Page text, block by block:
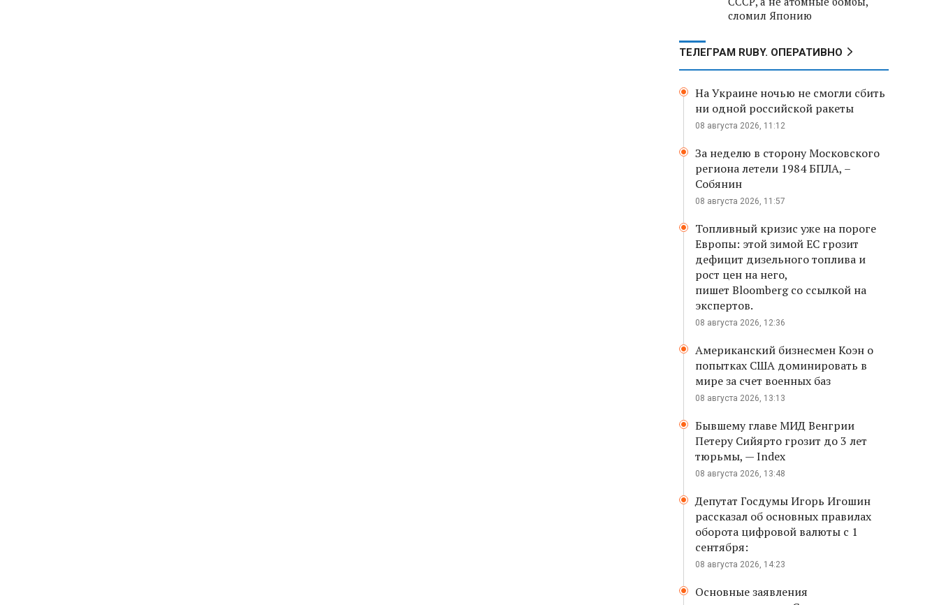
сломил Японию
ТЕЛЕГРАМ RUBY. ОПЕРАТИВНО
На Украине ночью не смогли сбить
ни одной российской ракеты
08 августа 2026, 11:12
За неделю в сторону Московского
региона летели 1984 БПЛА, –
Собянин
08 августа 2026, 11:57
Топливный кризис уже на пороге
Европы: этой зимой ЕС грозит
дефицит дизельного топлива и
рост цен на него,
пишет Bloomberg со ссылкой на
экспертов.
08 августа 2026, 12:36
Американский бизнесмен Коэн о
попытках США доминировать в
мире за счет военных баз
08 августа 2026, 13:13
Бывшему главе МИД Венгрии
Петеру Сийярто грозит до 3 лет
тюрьмы, — Index
08 августа 2026, 13:48
Депутат Госдумы Игорь Игошин
рассказал об основных правилах
оборота цифровой валюты с 1
сентября:
08 августа 2026, 14:23
Основные заявления